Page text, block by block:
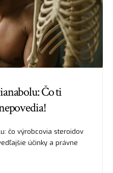
Čo ti
čo výrobcovia steroidov
účinky a právne